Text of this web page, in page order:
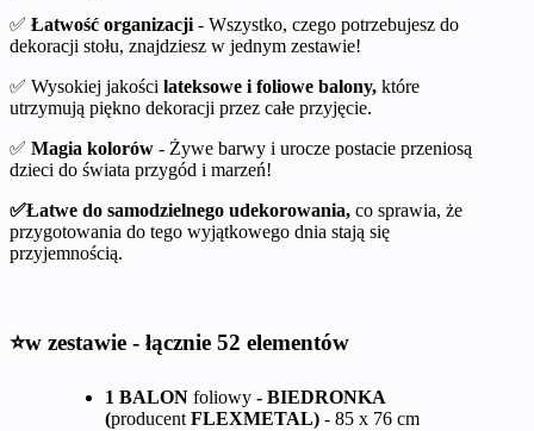
✅ Łatwość organizacji - Wszystko, czego potrzebujesz do
dekoracji stołu, znajdziesz w jednym zestawie!
✅ Wysokiej jakości lateksowe i foliowe balony, które
utrzymują piękno dekoracji przez całe przyjęcie.
✅ Magia kolorów - Żywe barwy i urocze postacie przeniosą
dzieci do świata przygód i marzeń!
✅Łatwe do samodzielnego udekorowania, co sprawia, że
przygotowania do tego wyjątkowego dnia stają się
przyjemnością.
⭐w zestawie - łącznie 52 elementów
1 BALON foliowy - BIEDRONKA
(producent FLEXMETAL) - 85 x 76 cm